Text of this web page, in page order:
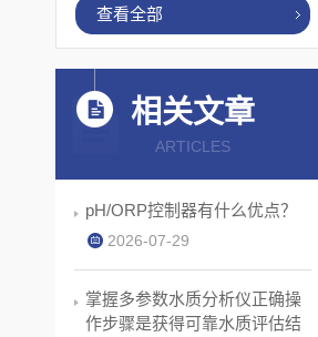
查看全部
相关文章
ARTICLES
pH/ORP控制器有什么优点？
2026-07-29
掌握多参数水质分析仪正确操
作步骤是获得可靠水质评估结